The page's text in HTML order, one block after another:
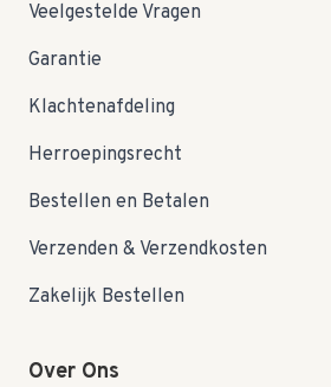
Veelgestelde Vragen
Garantie
Klachtenafdeling
Herroepingsrecht
Bestellen en Betalen
Verzenden & Verzendkosten
Zakelijk Bestellen
Over Ons